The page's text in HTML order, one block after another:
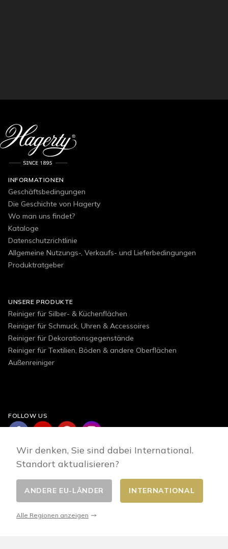
INFORMATIONEN
Geschäftsbedingungen
Die Geschichte von Hagerty
Wo man uns findet?
Kataloge
Datenschutzrichtlinie
Allgemeine Nutzungs-, Verkaufs- und Lieferbedingungen
Produktratgeber
UNSERE PRODUKTE
Reiniger für Silber- & Küchenflächen
Reiniger für Schmuck, Uhren & Accessoires
Reiniger für Dekorationsgegenstände
Reiniger für Textilien, Böden & andere Oberflächen
Außenreiniger
FOLLOW US
Land wählen
Wir denken, Sie sind dabei International.
Standort aktualisieren?
ANDERE EU-LÄNDER INTERNATIONAL
Alle Regionen anzeigen